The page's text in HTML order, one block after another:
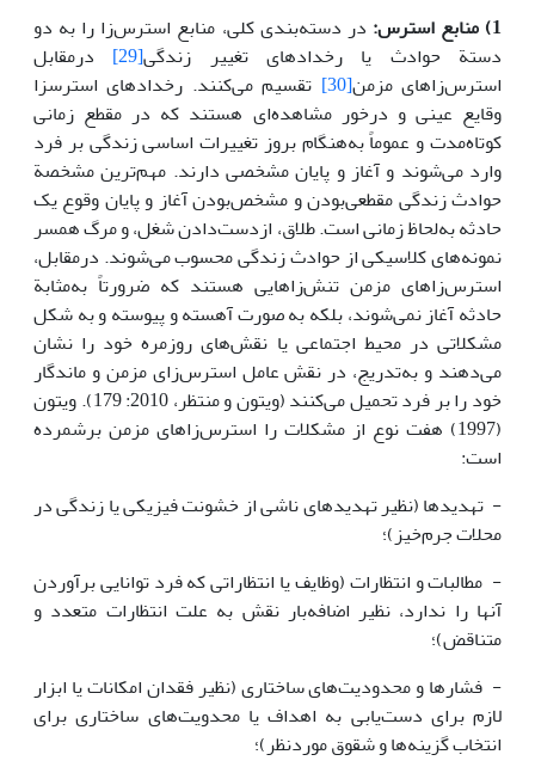
1) منابع استرس:
در دسته‌بندی کلی، منابع استرس‌زا را به دو
دستة حوادث یا رخدادهای تغییر زندگی[29]
درمقابل
استرس‌زاهای مزمن[30]
تقسیم می‌کنند. رخدادهای استرس­زا
وقایع عینی و درخور مشاهده‌ای هستند که در مقطع زمانی
کوتاه‌مدت و عموماً به‌هنگام بروز تغییرات اساسی زندگی بر فرد
وارد می‌شوند و آغاز و پایان مشخصی دارند. مهم‌ترین مشخصة
حوادث زندگی مقطعی‌بودن و مشخص‌بودن آغاز و پایان وقوع یک
حادثه به‌لحاظ زمانی است. طلاق، ازدست‌دادن شغل، و مرگ همسر
نمونه‌های کلاسیکی از حوادث زندگی محسوب می‌شوند. درمقابل،
استرس‌زاهای مزمن تنش‌زاهایی هستند که ضرورتاً به‌مثابة
حادثه آغاز نمی‌شوند، بلکه به صورت آهسته و پیوسته و به شکل
مشکلاتی در محیط اجتماعی یا نقش‌های روزمره خود را نشان
می‌دهند و به‌تدریج، در نقش عامل استرس‌زای مزمن و ماندگار
خود را بر فرد تحمیل می‌کنند (ویتون و منتظر، 2010: 179). ویتون
(1997) هفت نوع از مشکلات را استرس‌زاهای مزمن برشمرده
است:
- تهدیدها (نظیر تهدیدهای ناشی از خشونت فیزیکی یا زندگی در
محلات جرم‌خیز)؛
- مطالبات و انتظارات (وظایف یا انتظاراتی که فرد توانایی برآوردن
آنها را ندارد، نظیر اضافه‌بار نقش به علت انتظارات متعدد و
متناقض)؛
- فشارها و محدودیت‌های ساختاری (نظیر فقدان امکانات یا ابزار
لازم برای دست‌یابی به اهداف یا محدویت‌های ساختاری برای
انتخاب گزینه‌ها و شقوق موردنظر)؛